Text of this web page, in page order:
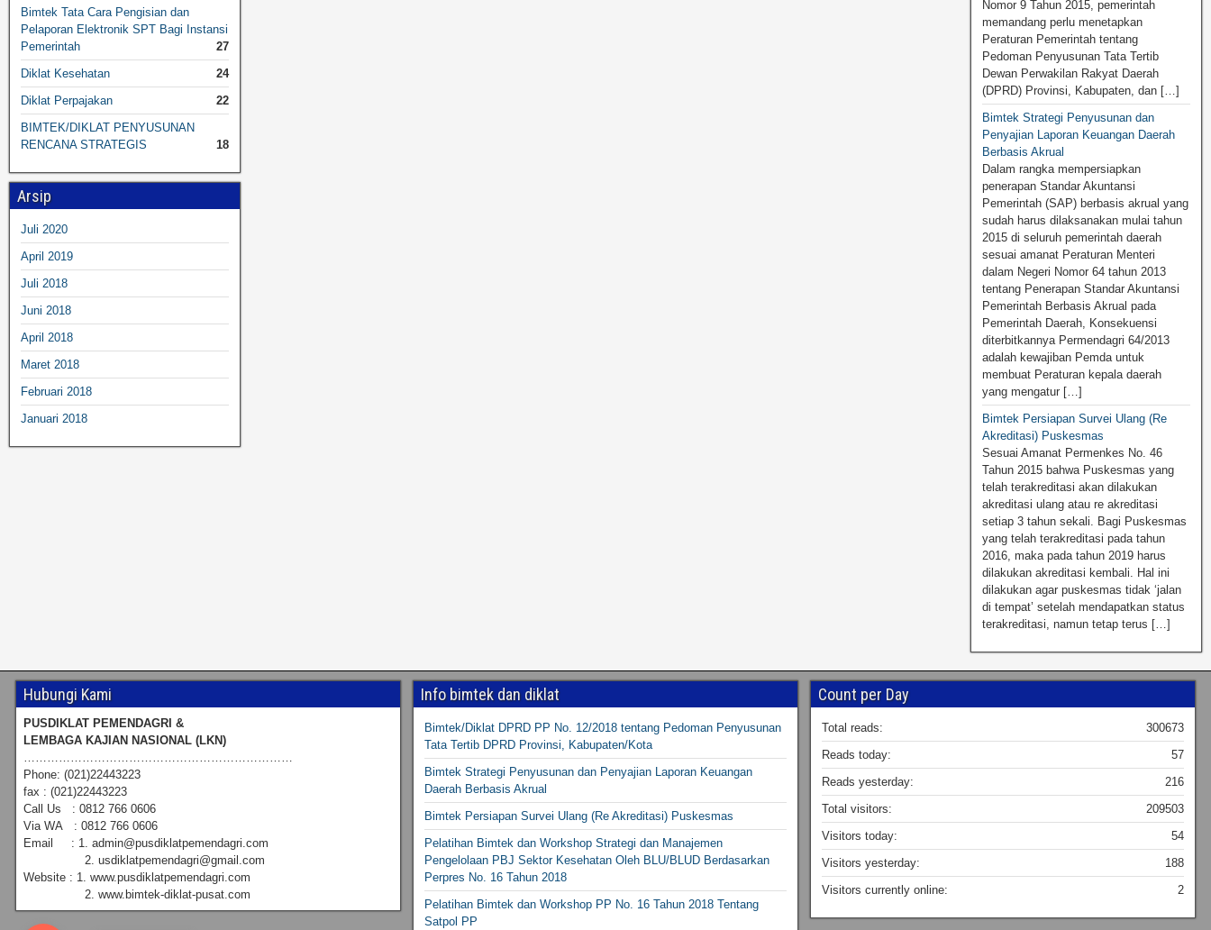
Bimtek Tata Cara Pengisian dan
Pelaporan Elektronik SPT Bagi Instansi
Pemerintah
27
Diklat Kesehatan
24
Diklat Perpajakan
22
BIMTEK/DIKLAT PENYUSUNAN
RENCANA STRATEGIS
18
Arsip
Juli 2020
April 2019
Juli 2018
Juni 2018
April 2018
Maret 2018
Februari 2018
Januari 2018
Nomor 9 Tahun 2015, pemerintah
memandang perlu menetapkan
Peraturan Pemerintah tentang
Pedoman Penyusunan Tata Tertib
Dewan Perwakilan Rakyat Daerah
(DPRD) Provinsi, Kabupaten, dan […]
Bimtek Strategi Penyusunan dan
Penyajian Laporan Keuangan Daerah
Berbasis Akrual
Dalam rangka mempersiapkan
penerapan Standar Akuntansi
Pemerintah (SAP) berbasis akrual yang
sudah harus dilaksanakan mulai tahun
2015 di seluruh pemerintah daerah
sesuai amanat Peraturan Menteri
dalam Negeri Nomor 64 tahun 2013
tentang Penerapan Standar Akuntansi
Pemerintah Berbasis Akrual pada
Pemerintah Daerah, Konsekuensi
diterbitkannya Permendagri 64/2013
adalah kewajiban Pemda untuk
membuat Peraturan kepala daerah
yang mengatur […]
Bimtek Persiapan Survei Ulang (Re
Akreditasi) Puskesmas
Sesuai Amanat Permenkes No. 46
Tahun 2015 bahwa Puskesmas yang
telah terakreditasi akan dilakukan
akreditasi ulang atau re akreditasi
setiap 3 tahun sekali. Bagi Puskesmas
yang telah terakreditasi pada tahun
2016, maka pada tahun 2019 harus
dilakukan akreditasi kembali. Hal ini
dilakukan agar puskesmas tidak ‘jalan
di tempat’ setelah mendapatkan status
terakreditasi, namun tetap terus […]
Hubungi Kami
PUSDIKLAT PEMENDAGRI &
LEMBAGA KAJIAN NASIONAL (LKN)
Phone: (021)22443223
fax : (021)22443223
Call Us : 0812 766 0606
Via WA : 0812 766 0606
Email : 1. admin@pusdiklatpemendagri.com
2. usdiklatpemendagri@gmail.com
Website : 1. www.pusdiklatpemendagri.com
2. www.bimtek-diklat-pusat.com
Info bimtek dan diklat
Bimtek/Diklat DPRD PP No. 12/2018 tentang Pedoman Penyusunan
Tata Tertib DPRD Provinsi, Kabupaten/Kota
Bimtek Strategi Penyusunan dan Penyajian Laporan Keuangan
Daerah Berbasis Akrual
Bimtek Persiapan Survei Ulang (Re Akreditasi) Puskesmas
Pelatihan Bimtek dan Workshop Strategi dan Manajemen
Pengelolaan PBJ Sektor Kesehatan Oleh BLU/BLUD Berdasarkan
Perpres No. 16 Tahun 2018
Pelatihan Bimtek dan Workshop PP No. 16 Tahun 2018 Tentang
Satpol PP
Count per Day
300673
Total reads:
57
Reads today:
216
Reads yesterday:
209503
Total visitors:
54
Visitors today:
188
Visitors yesterday:
2
Visitors currently online: